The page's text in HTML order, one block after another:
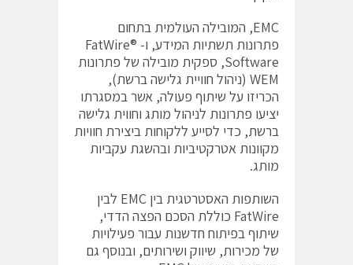
EMC, המובילה העולמית בתחום
פתרונות תשתיות המידע, ו- FatWire®
Software, ספקית מובילה של פתרונות
WEM (ניהול חוויית גלישה ברשת),
הכריזו על שיתוף פעולה, אשר במסגרתו
יציעו פתרונות לניהול מותג וחווית גלישה
ברשת, כדי לסייע ללקוחות ביצירת חוויות
מקוונות אטרקטיביות ובהשגת עקביות
מותג.
השותפות האסטרטגית בין EMC לבין
FatWire כוללת הסכם הפצה הדדי,
שיתוף בפיתוח חדשנות עבור פעילויות
של מכירות, שיווק ושירותים, ובנוסף גם